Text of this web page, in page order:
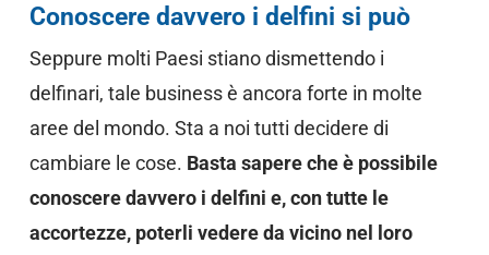
Conoscere davvero i delfini si può
Seppure molti Paesi stiano dismettendo i
delfinari, tale business è ancora forte in molte
aree del mondo. Sta a noi tutti decidere di
cambiare le cose. Basta sapere che è possibile
conoscere davvero i delfini e, con tutte le
accortezze, poterli vedere da vicino nel loro